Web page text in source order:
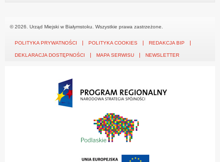
© 2026. Urząd Miejski w Białymstoku. Wszystkie prawa zastrzeżone.
POLITYKA PRYWATNOŚCI POLITYKA COOKIES REDAKCJA BIP
DEKLARACJA DOSTĘPNOŚCI MAPA SERWISU NEWSLETTER